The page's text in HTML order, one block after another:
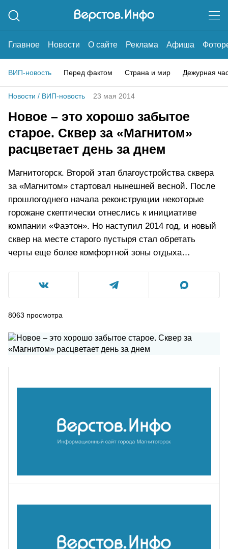
Главное Новости О сайте Реклама Афиша
ВИП-новость Перед фактом Страна и мир Дежурная
Новости / ВИП-новость 23 мая 2014
Новое – это хорошо забытое
старое. Сквер за «Магнитом»
расцветает день за днем
Магнитогорск. Второй этап благоустройства сквера
за «Магнитом» стартовал нынешней весной. После
прошлогоднего начала реконструкции некоторые
горожане скептически отнеслись к инициативе
компании «Фаэтон». Но наступил 2014 год, и новый
сквер на месте старого пустыря стал обретать
черты еще более комфортной зоны отдыха…
8063 просмотра